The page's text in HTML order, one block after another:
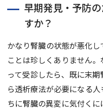
早期発見・予防
すか？
かなり腎臓の状態が悪化
ことは珍しくありません
って受診したら、既に末
ら透析療法が必要になる
ちに腎臓の異変に気付く